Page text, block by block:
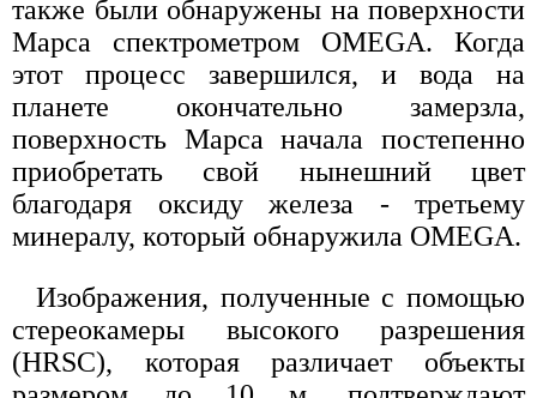
также были обнаружены на поверхности
Марса спектрометром OMEGA. Когда
этот процесс завершился, и вода на
планете окончательно замерзла,
поверхность Марса начала постепенно
приобретать свой нынешний цвет
благодаря оксиду железа - третьему
минералу, который обнаружила OMEGA.
Изображения, полученные с помощью
стереокамеры высокого разрешения
(HRSC), которая различает объекты